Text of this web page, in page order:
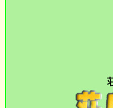
荘